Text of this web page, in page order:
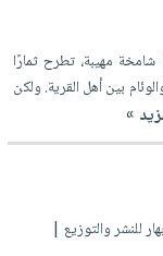
مهيبة، تطرح ثمارًا
بين أهل القرية. ولكن
»
للنشر والتوزيع |